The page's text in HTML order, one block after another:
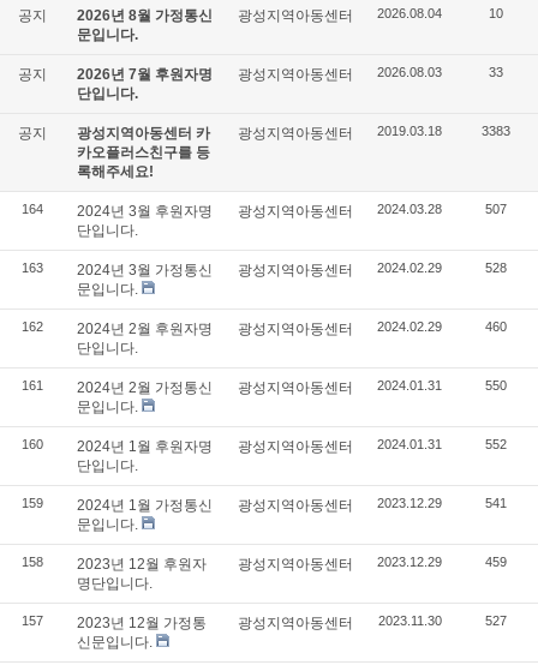
공지
2026년 8월 가정통신
문입니다.
광성지역아동센터 2026.08.04 10
공지
2026년 7월 후원자명
단입니다.
광성지역아동센터 2026.08.03 33
공지
광성지역아동센터 카
카오플러스친구를 등
록해주세요!
광성지역아동센터 2019.03.18 3383
164
2024년 3월 후원자명
단입니다.
광성지역아동센터 2024.03.28 507
163
2024년 3월 가정통신
문입니다.
광성지역아동센터 2024.02.29 528
162
2024년 2월 후원자명
단입니다.
광성지역아동센터 2024.02.29 460
161
2024년 2월 가정통신
문입니다.
광성지역아동센터 2024.01.31 550
160
2024년 1월 후원자명
단입니다.
광성지역아동센터 2024.01.31 552
159
2024년 1월 가정통신
문입니다.
광성지역아동센터 2023.12.29 541
158
2023년 12월 후원자
명단입니다.
광성지역아동센터 2023.12.29 459
157
2023년 12월 가정통
신문입니다.
광성지역아동센터 2023.11.30 527